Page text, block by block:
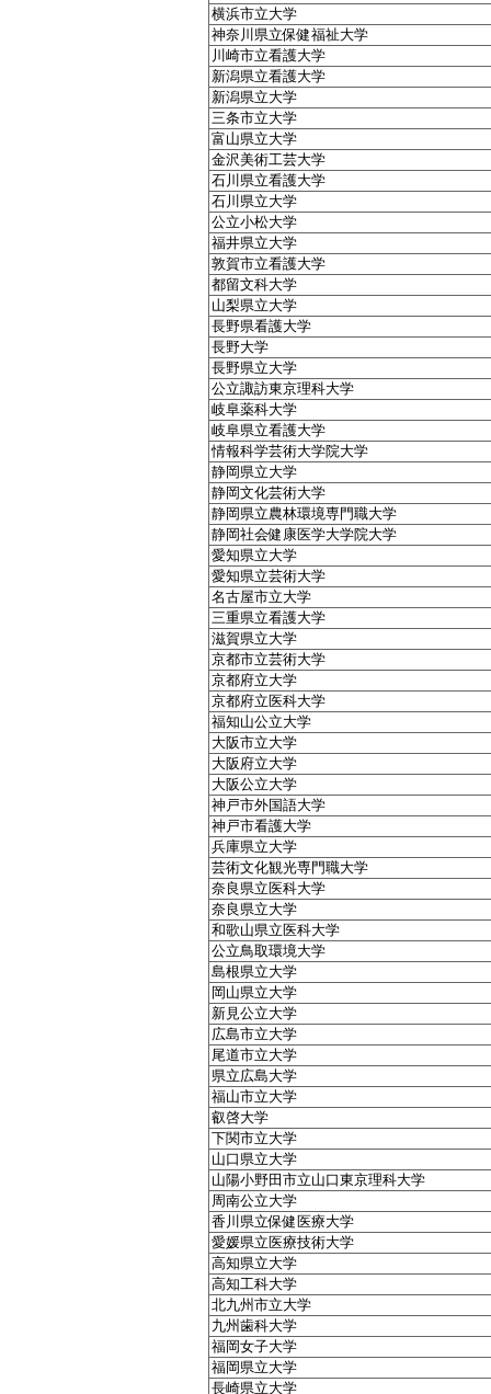
横浜市立大学
神奈川県立保健福祉大学
川崎市立看護大学
新潟県立看護大学
新潟県立大学
三条市立大学
富山県立大学
金沢美術工芸大学
石川県立看護大学
石川県立大学
公立小松大学
福井県立大学
敦賀市立看護大学
都留文科大学
山梨県立大学
長野県看護大学
長野大学
長野県立大学
公立諏訪東京理科大学
岐阜薬科大学
岐阜県立看護大学
情報科学芸術大学院大学
静岡県立大学
静岡文化芸術大学
静岡県立農林環境専門職大学
静岡社会健康医学大学院大学
愛知県立大学
愛知県立芸術大学
名古屋市立大学
三重県立看護大学
滋賀県立大学
京都市立芸術大学
京都府立大学
京都府立医科大学
福知山公立大学
大阪市立大学
大阪府立大学
大阪公立大学
神戸市外国語大学
神戸市看護大学
兵庫県立大学
芸術文化観光専門職大学
奈良県立医科大学
奈良県立大学
和歌山県立医科大学
公立鳥取環境大学
島根県立大学
岡山県立大学
新見公立大学
広島市立大学
尾道市立大学
県立広島大学
福山市立大学
叡啓大学
下関市立大学
山口県立大学
山陽小野田市立山口東京理科大学
周南公立大学
香川県立保健医療大学
愛媛県立医療技術大学
高知県立大学
高知工科大学
北九州市立大学
九州歯科大学
福岡女子大学
福岡県立大学
長崎県立大学